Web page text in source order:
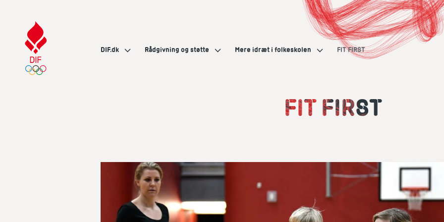
DIF.dk Rådgivning og støtte Mere idræt i folkeskolen FIT FIRST
FIT FIRST